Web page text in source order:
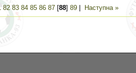
82 83 84 85 86 87[88] 89| Наступна »